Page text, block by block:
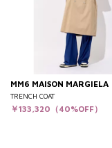
MM6 MAISON MARGIELA
TRENCH COAT
￥133,320（40%OFF）